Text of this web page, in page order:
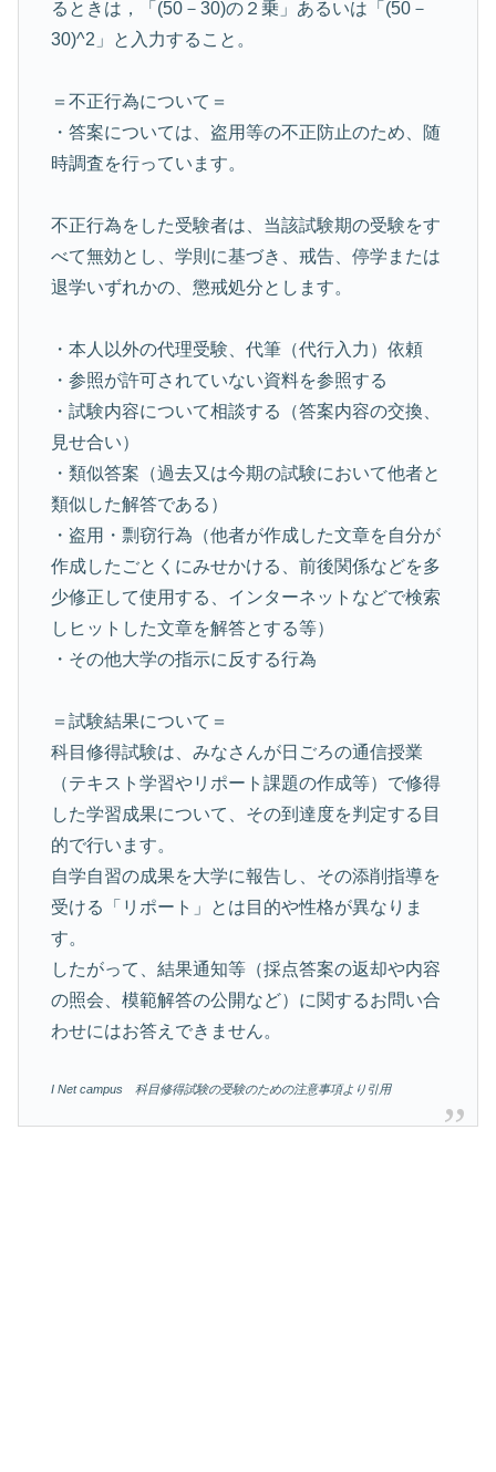
るときは，「(50－30)の２乗」あるいは「(50－
30)^2」と入力すること。
＝不正行為について＝
・答案については、盗用等の不正防止のため、随
時調査を行っています。
不正行為をした受験者は、当該試験期の受験をす
べて無効とし、学則に基づき、戒告、停学または
退学いずれかの、懲戒処分とします。
・本人以外の代理受験、代筆（代行入力）依頼
・参照が許可されていない資料を参照する
・試験内容について相談する（答案内容の交換、
見せ合い）
・類似答案（過去又は今期の試験において他者と
類似した解答である）
・盗用・剽窃行為（他者が作成した文章を自分が
作成したごとくにみせかける、前後関係などを多
少修正して使用する、インターネットなどで検索
しヒットした文章を解答とする等）
・その他大学の指示に反する行為
＝試験結果について＝
科目修得試験は、みなさんが日ごろの通信授業
（テキスト学習やリポート課題の作成等）で修得
した学習成果について、その到達度を判定する目
的で行います。
自学自習の成果を大学に報告し、その添削指導を
受ける「リポート」とは目的や性格が異なりま
す。
したがって、結果通知等（採点答案の返却や内容
の照会、模範解答の公開など）に関するお問い合
わせにはお答えできません。
I Net campus 科目修得試験の受験のための注意事項より引用